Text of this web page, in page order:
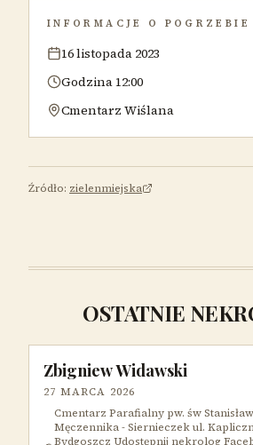
INFORMACJE O POGRZEBIE
16 listopada 2023
Godzina 12:00
Cmentarz Wiślana
Źródło: zielenmiejska
OSTATNIE
Zbigniew Widawski
27 MARCA 2026
Cmentarz Parafialny pw. św
Męczennika - Siernieczek ul.
Bydgoszcz Udostępnij nekrolog